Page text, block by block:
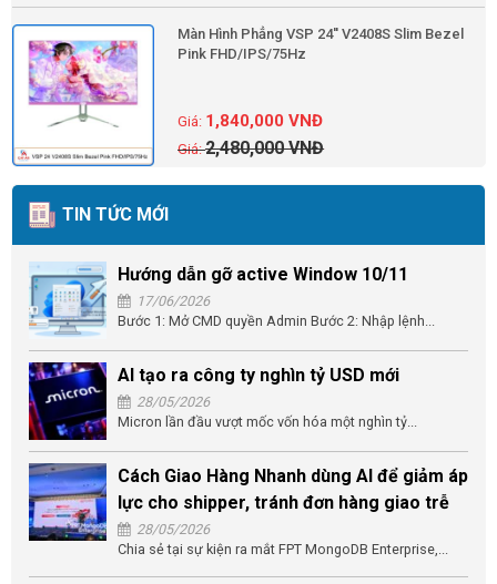
Màn Hình Phẳng VSP 24'' V2408S Slim Bezel
Pink FHD/IPS/75Hz
2,480,000VNĐ
1,840,000VNĐ
TIN TỨC MỚI
Hướng dẫn gỡ active Window 10/11
17/06/2026
Bước 1: Mở CMD quyền Admin Bước 2: Nhập lệnh...
AI tạo ra công ty nghìn tỷ USD mới
28/05/2026
Micron lần đầu vượt mốc vốn hóa một nghìn tỷ...
Cách Giao Hàng Nhanh dùng AI để giảm áp
lực cho shipper, tránh đơn hàng giao trễ
28/05/2026
Chia sẻ tại sự kiện ra mắt FPT MongoDB Enterprise,...